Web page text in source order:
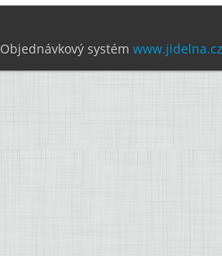
Objednávkový systém www.jidelna.cz